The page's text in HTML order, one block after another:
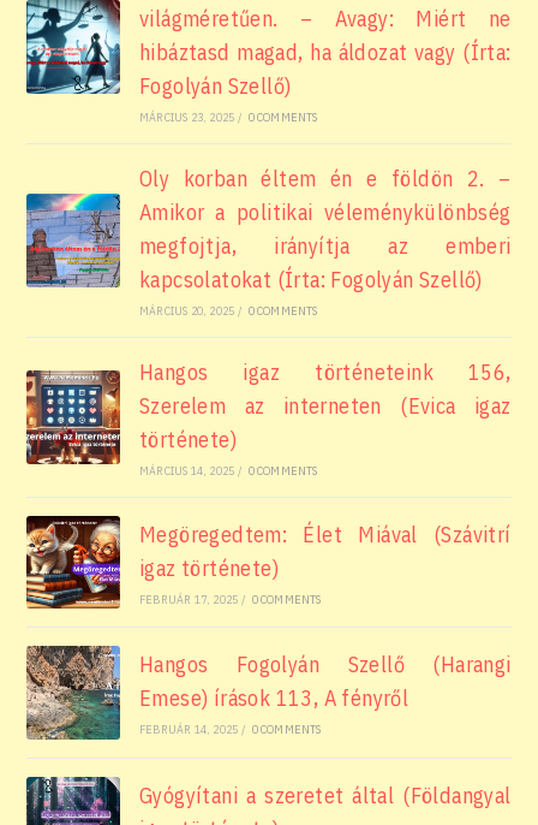
világméretűen. – Avagy: Miért ne
hibáztasd magad, ha áldozat vagy (Írta:
Fogolyán Szellő)
MÁRCIUS 23, 2025 / 0 COMMENTS
Oly korban éltem én e földön 2. –
Amikor a politikai véleménykülönbség
megfojtja, irányítja az emberi
kapcsolatokat (Írta: Fogolyán Szellő)
MÁRCIUS 20, 2025 / 0 COMMENTS
Hangos igaz történeteink 156,
Szerelem az interneten (Evica igaz
története)
MÁRCIUS 14, 2025 / 0 COMMENTS
Megöregedtem: Élet Miával (Szávitrí
igaz története)
FEBRUÁR 17, 2025 / 0 COMMENTS
Hangos Fogolyán Szellő (Harangi
Emese) írások 113, A fényről
FEBRUÁR 14, 2025 / 0 COMMENTS
Gyógyítani a szeretet által (Földangyal